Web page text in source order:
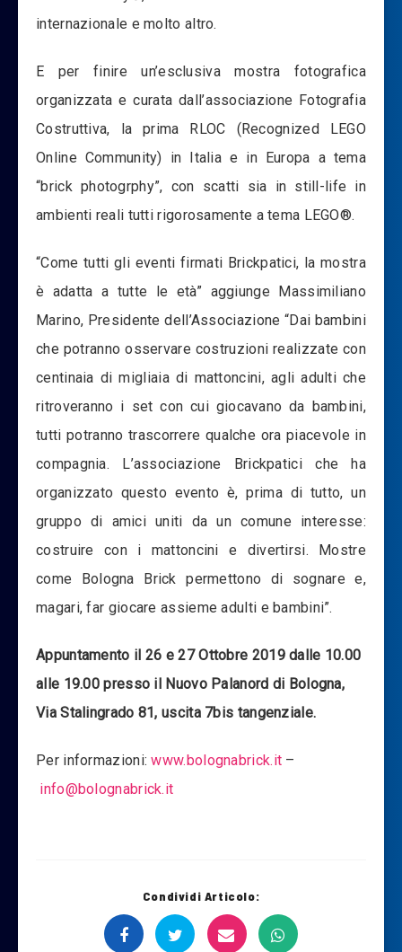
internazionale e molto altro.
E per finire un’esclusiva mostra fotografica
organizzata e curata dall’associazione Fotografia
Costruttiva, la prima RLOC (Recognized LEGO
Online Community) in Italia e in Europa a tema
“brick photogrphy”, con scatti sia in still-life in
ambienti reali tutti rigorosamente a tema LEGO®.
“Come tutti gli eventi firmati Brickpatici, la mostra
è adatta a tutte le età” aggiunge Massimiliano
Marino, Presidente dell’Associazione “Dai bambini
che potranno osservare costruzioni realizzate con
centinaia di migliaia di mattoncini, agli adulti che
ritroveranno i set con cui giocavano da bambini,
tutti potranno trascorrere qualche ora piacevole in
compagnia. L’associazione Brickpatici che ha
organizzato questo evento è, prima di tutto, un
gruppo di amici uniti da un comune interesse:
costruire con i mattoncini e divertirsi. Mostre
come Bologna Brick permettono di sognare e,
magari, far giocare assieme adulti e bambini”.
Appuntamento il 26 e 27 Ottobre 2019 dalle 10.00
alle 19.00 presso il Nuovo Palanord di Bologna,
Via Stalingrado 81, uscita 7bis tangenziale.
Per informazioni:www.bolognabrick.it –
info@bolognabrick.it
Condividi Articolo: